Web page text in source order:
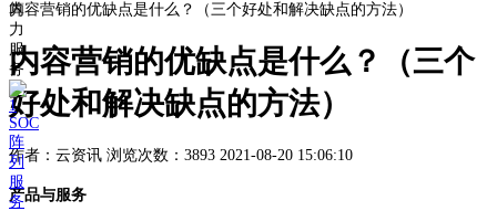
算
力
服
务
SOC
阵
列
服
务
内容营销的优缺点是什么？（三个好处和解决缺点的方法）
内容营销的优缺点是什么？（三个
好处和解决缺点的方法）
作者：云资讯 浏览次数：3893 2021-08-20 15:06:10
产品与服务